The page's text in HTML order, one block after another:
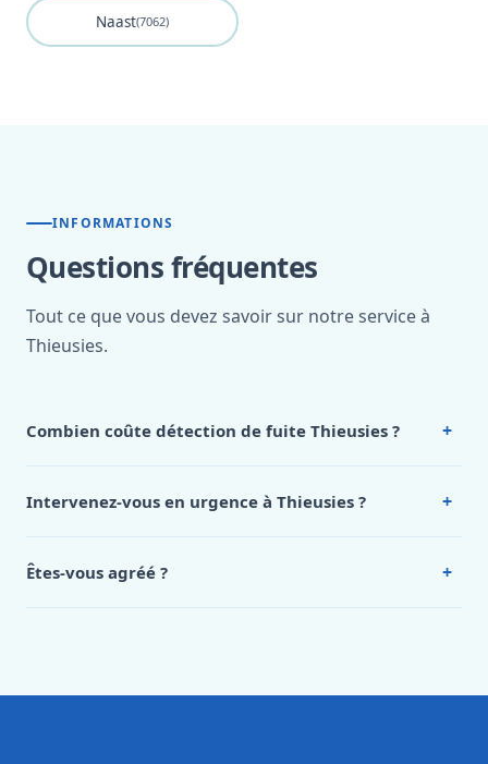
Naast(7062)
INFORMATIONS
Questions fréquentes
Tout ce que vous devez savoir sur notre service à
Thieusies.
Combien coûte détection de fuite Thieusies ? +
Thieusies, appelez le 0472 53 24 26.
Intervenez-vous en urgence à Thieusies ? +
Êtes-vous agréé ? +